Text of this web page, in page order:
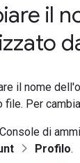
il
il nome
file. Per
di
Profilo.